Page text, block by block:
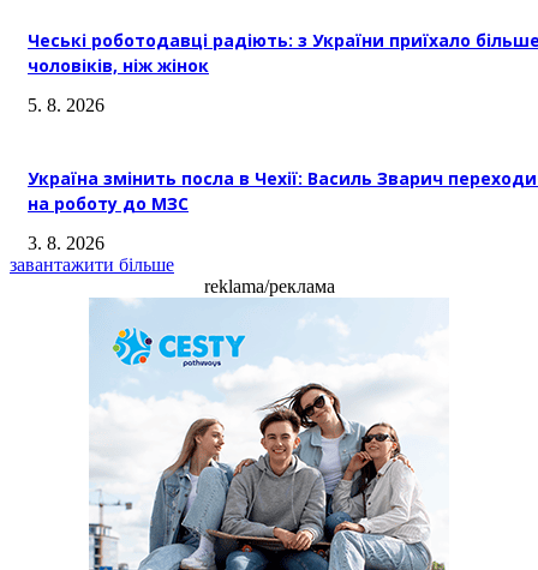
Чеські роботодавці радіють: з України приїхало
чоловіків, ніж жінок
5. 8. 2026
Україна змінить посла в Чехії: Василь Зварич
на роботу до МЗС
3. 8. 2026
завантажити більше
reklama/реклама